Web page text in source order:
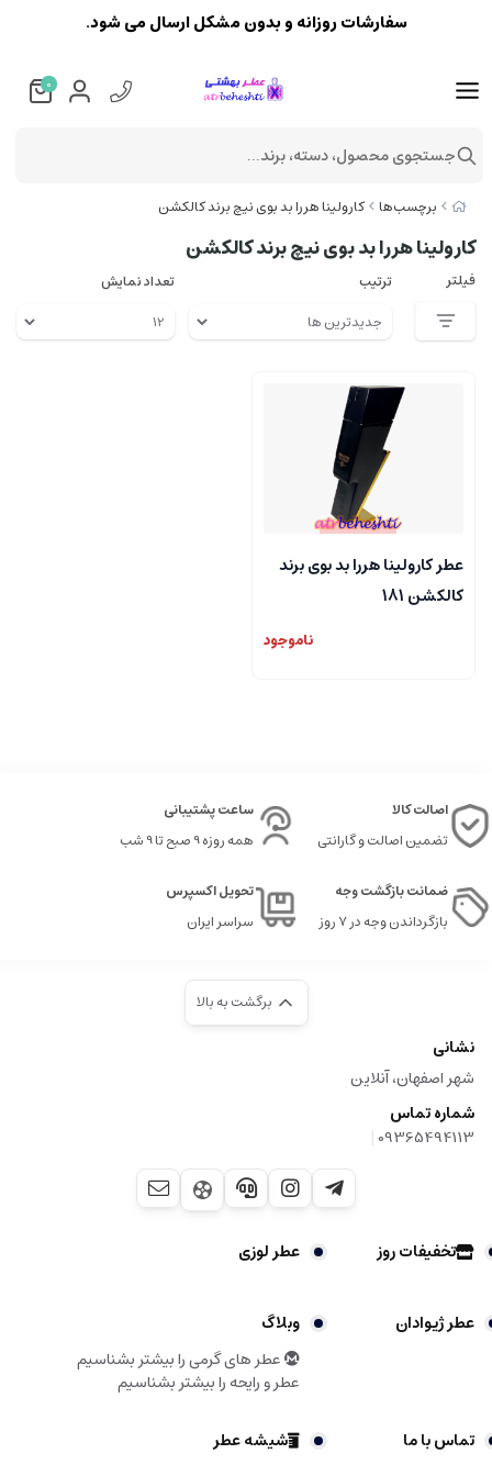
برچسب‌ها کارولینا هررا بد بوی نیچ برند کالکشن
کارولینا هررا بد بوی نیچ برند کالکشن
فیلتر ترتیب تعداد نمایش
عطر کارولینا هررا بد بوی برند
کالکشن 181
ناموجود
اصالت کالا
تضمین اصالت و گارانتی
ساعت پشتیبانی
همه روزه 9 صبح تا 9 شب
ضمانت بازگشت وجه
بازگرداندن وجه در ۷ روز
تحویل اکسپرس
سراسر ایران
برگشت به بالا
نشانی
شهر اصفهان، آنلاین
شماره تماس
09365494113
|
تخفیفات روز عطر لوزی
عطر ژیوادان
وبلاگ
عطر های گرمی را بیشتر بشناسیم
عطر و رایحه را بیشتر بشناسیم
تماس با ما شیشه عطر
سفارشات روزانه و بدون مشکل ارسال می شود.
0
جستجوی محصول، دسته، برند...